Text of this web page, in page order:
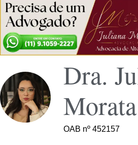
Dra.
Morata
OAB nº 452157